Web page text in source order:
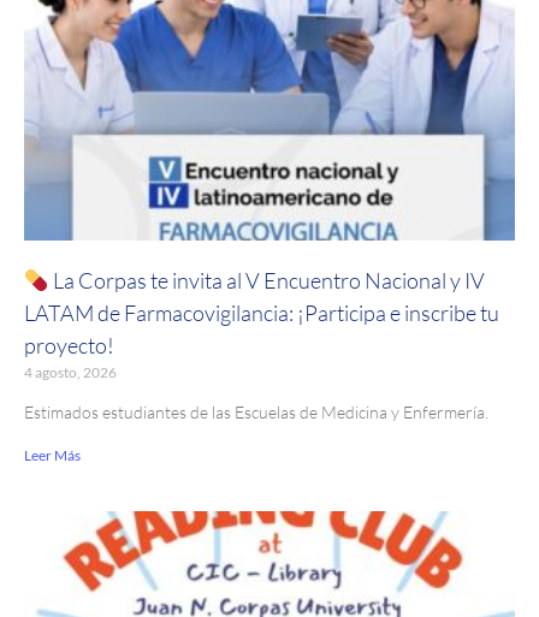
La Corpas te invita al V Encuentro Nacional y IV
LATAM de Farmacovigilancia: ¡Participa e inscribe tu
proyecto!
4 agosto, 2026
Estimados estudiantes de las Escuelas de Medicina y Enfermería.
Leer Más